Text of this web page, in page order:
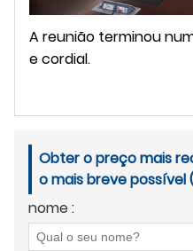
A reunião terminou
e cordial.
Obter o preço mais
o mais breve possível
nome :